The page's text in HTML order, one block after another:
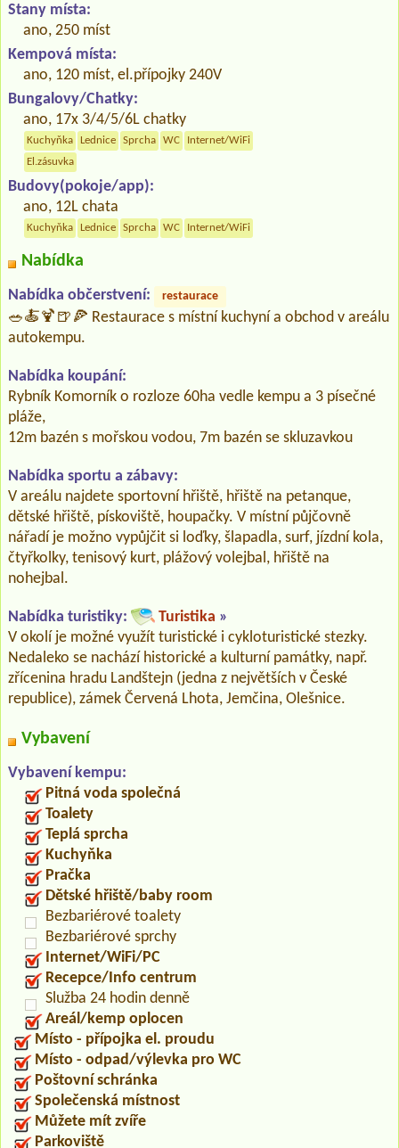
Stany místa:
ano, 250 míst
Kempová místa:
ano, 120 míst, el.přípojky 240V
Bungalovy/Chatky:
ano, 17x 3/4/5/6L chatky
Kuchyňka Lednice Sprcha WC
Internet/WiFi
El.zásuvka
Budovy(pokoje/app):
ano, 12L chata
Kuchyňka Lednice Sprcha WC Internet/WiFi
Nabídka
Nabídka občerstvení: restaurace
🥗🍝🍹🍺🍕 Restaurace s místní kuchyní a obchod v areálu
autokempu.
Nabídka koupání:
Rybník Komorník o rozloze 60ha vedle kempu a 3 písečné
pláže,
12m bazén s mořskou vodou, 7m bazén se skluzavkou
Nabídka sportu a zábavy:
V areálu najdete sportovní hřiště, hřiště na petanque,
dětské hřiště, pískoviště, houpačky. V místní půjčovně
nářadí je možno vypůjčit si loďky, šlapadla, surf, jízdní kola,
čtyřkolky, tenisový kurt, plážový volejbal, hřiště na
nohejbal.
Nabídka turistiky: Turistika »
V okolí je možné využít turistické i cykloturistické stezky.
Nedaleko se nachází historické a kulturní památky, např.
zřícenina hradu Landštejn (jedna z největších v České
republice), zámek Červená Lhota, Jemčina, Olešnice.
Vybavení
Vybavení kempu:
Pitná voda společná
Toalety
Teplá sprcha
Kuchyňka
Pračka
Dětské hřiště/baby room
Bezbariérové toalety
Bezbariérové sprchy
Internet/WiFi/PC
Recepce/Info centrum
Služba 24 hodin denně
Areál/kemp oplocen
Místo - přípojka el. proudu
Místo - odpad/výlevka pro WC
Poštovní schránka
Společenská místnost
Můžete mít zvíře
Parkoviště